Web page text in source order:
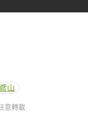
鳶山
意轉載